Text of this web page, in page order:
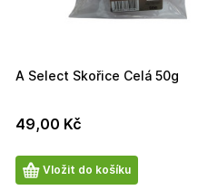
A Select Skořice Celá 50g
49,00 Kč
Počet
produktů
Vložit do košíku